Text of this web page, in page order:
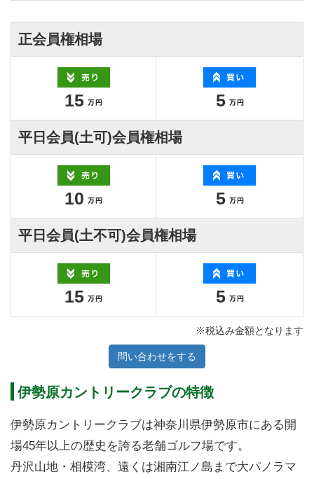
正会員権相場
15 5
平日会員(土可)会員権相場
10 5
平日会員(土不可)会員権相場
15 5
※税込み金額となります
問い合わせをする
伊勢原カントリークラブの特徴
伊勢原カントリークラブは神奈川県伊勢原市にある開
場45年以上の歴史を誇る老舗ゴルフ場です。
丹沢山地・相模湾、遠くは湘南江ノ島まで大パノラマ